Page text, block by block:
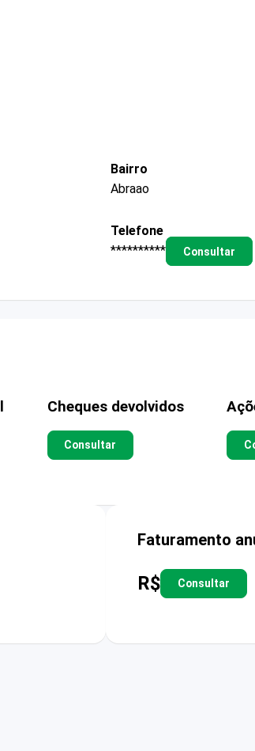
Bairro
Abraao
Telefone
**********
Consultar
Cheques devolvidos
Consultar
Faturamento
R$ Consultar